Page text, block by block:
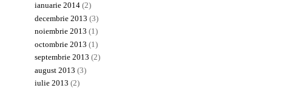
ianuarie 2014 (2)
decembrie 2013 (3)
noiembrie 2013 (1)
octombrie 2013 (1)
septembrie 2013 (2)
august 2013 (3)
iulie 2013 (2)